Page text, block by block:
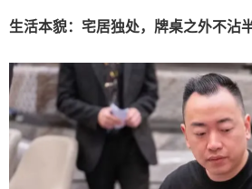
生活本貌：宅居独处，牌桌之外不沾